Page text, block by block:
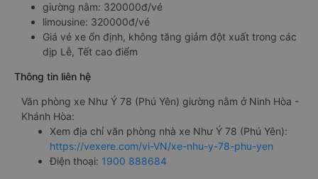
giường nằm: 320000đ/vé
limousine: 320000đ/vé
Giá vé xe ổn định, không tăng giảm đột xuất trong các
dịp Lễ, Tết cao điểm
Thông tin liên hệ
Văn phòng xe Như Ý 78 (Phú Yên) giường nằm ở Ninh Hòa -
Khánh Hòa:
Xem địa chỉ văn phòng nhà xe Như Ý 78 (Phú Yên):
https://vexere.com/vi-VN/xe-nhu-y-78-phu-yen
Điện thoại: 1900 888684